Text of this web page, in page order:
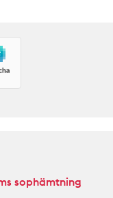
sophämtning